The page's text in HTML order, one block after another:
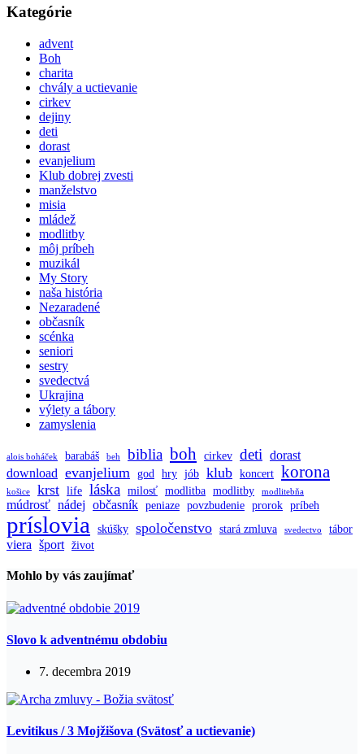
Kategórie
advent
Boh
charita
chvály a uctievanie
cirkev
dejiny
deti
dorast
evanjelium
Klub dobrej zvesti
manželstvo
misia
mládež
modlitby
môj príbeh
muzikál
My Story
naša história
Nezaradené
občasník
scénka
seniori
sestry
svedectvá
Ukrajina
výlety a tábory
zamyslenia
alois boháček barabáš beh biblia boh cirkev deti dorast
download evanjelium god hry jób klub koncert korona
košice krst life láska milosť modlitba modlitby modlitebňa
múdrosť nádej občasník peniaze povzbudenie prorok príbeh
príslovia skúšky spoločenstvo stará zmluva svedectvo tábor
viera šport život
Mohlo by vás zaujímať
Slovo k adventnému obdobiu
7. decembra 2019
Levitikus / 3 Mojžišova (Svätosť a uctievanie)